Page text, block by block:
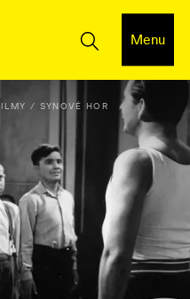
Menu
SYNOVÉ HOR